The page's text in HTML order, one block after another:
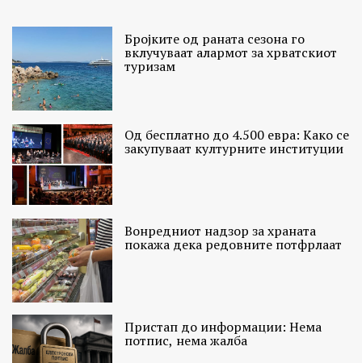
Бројките од раната сезона го
вклучуваат алармот за хрватскиот
туризам
Од бесплатно до 4.500 евра: Како се
закупуваат културните институции
Вонредниот надзор за храната
покажа дека редовните потфрлаат
Пристап до информации: Нема
потпис, нема жалба